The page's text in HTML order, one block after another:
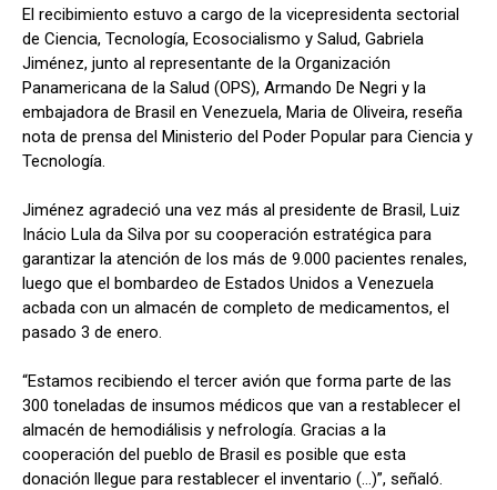
El recibimiento estuvo a cargo de la vicepresidenta sectorial
de Ciencia, Tecnología, Ecosocialismo y Salud, Gabriela
Jiménez, junto al representante de la Organización
Panamericana de la Salud (OPS), Armando De Negri y la
embajadora de Brasil en Venezuela, Maria de Oliveira, reseña
nota de prensa del Ministerio del Poder Popular para Ciencia y
Tecnología.
Jiménez agradeció una vez más al presidente de Brasil, Luiz
Inácio Lula da Silva por su cooperación estratégica para
garantizar la atención de los más de 9.000 pacientes renales,
luego que el bombardeo de Estados Unidos a Venezuela
acbada con un almacén de completo de medicamentos, el
pasado 3 de enero.
“Estamos recibiendo el tercer avión que forma parte de las
300 toneladas de insumos médicos que van a restablecer el
almacén de hemodiálisis y nefrología. Gracias a la
cooperación del pueblo de Brasil es posible que esta
donación llegue para restablecer el inventario (…)”, señaló.